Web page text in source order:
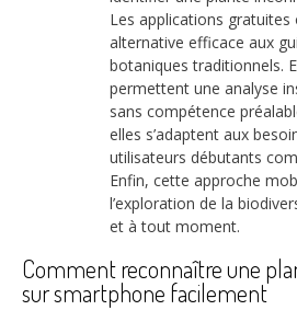
Les applications gratuites
alternative efficace aux
botaniques traditionnels.
permettent une analyse
sans compétence
elles s’adaptent aux
utilisateurs débutants
Enfin, cette approche
l’exploration de la
et à tout moment.
Comment reconnaître une
sur smartphone facilement